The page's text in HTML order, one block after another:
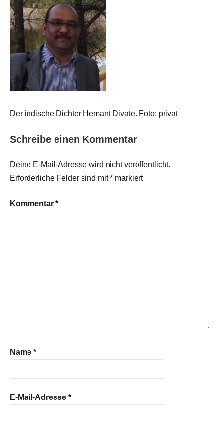
Der indische Dichter Hemant Divate. Foto: privat
Schreibe einen Kommentar
Deine E-Mail-Adresse wird nicht veröffentlicht.
Erforderliche Felder sind mit* markiert
Kommentar *
Name *
E-Mail-Adresse *